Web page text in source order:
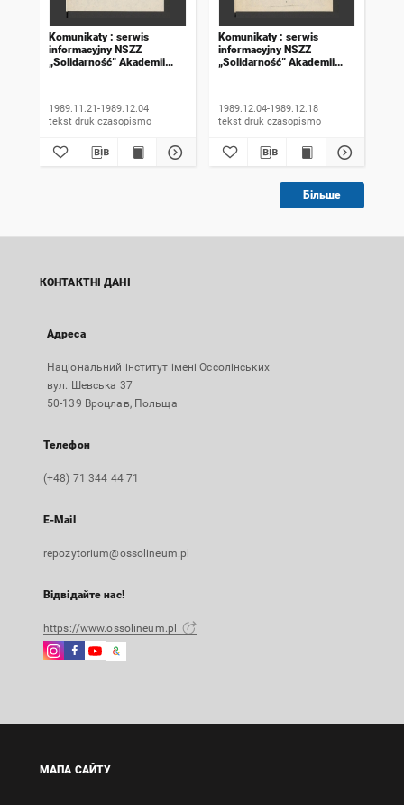
Komunikaty : serwis
informacyjny NSZZ
„Solidarność” Akademii
1989.11.21-1989.12.04
tekst druk czasopismo
Komunikaty : serwis
informacyjny NSZZ
„Solidarność” Akademii
1989.12.04-1989.12.18
tekst druk czasopismo
Більше
КОНТАКТНІ ДАНІ
Адреса
Національний інститут імені Оссолінських
вул. Шевська 37
50-139 Вроцлав, Польща
Телефон
(+48) 71 344 44 71
E-Mail
repozytorium@ossolineum.pl
Відвідайте нас!
https://www.ossolineum.pl
Instagram
в
Facebook
в
Instagram
в
Google
Зовнішнє
в
МАПА САЙТУ